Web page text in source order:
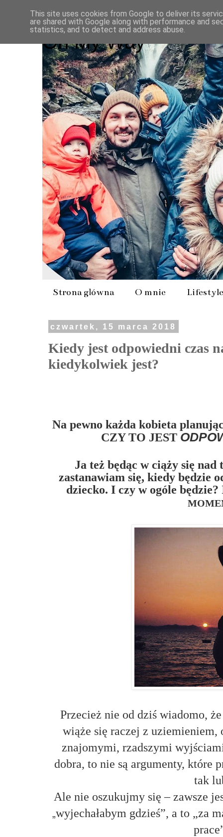
On My Way
Strona główna O mnie Lifestyle
czwartek, 15 marca 2018
Kiedy jest odpowiedni czas
kiedykolwiek jest?
Na pewno każda kobieta
CZY TO JEST
Ja też będąc w ciąży się nad
zastanawiam się, kiedy będzie
dziecko. I czy w ogóle
Przecież nie od dziś wiadomo,
wiąże się raczej z
znajomymi, rzadszymi
dobra, to nie są argumenty, które
tak
Ale nie oszukujmy się – zawsze
„wyjechałabym gdzieś”, a to „za
This site uses cookies from Google to deliver its
are shared with Google along with performance and
statistics, and to detect and address abuse.